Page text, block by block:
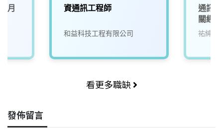
(月 資通訊工程師
和益科技工程有限公司
通訊/
關經
祐紳科
看更多職缺
發佈留言